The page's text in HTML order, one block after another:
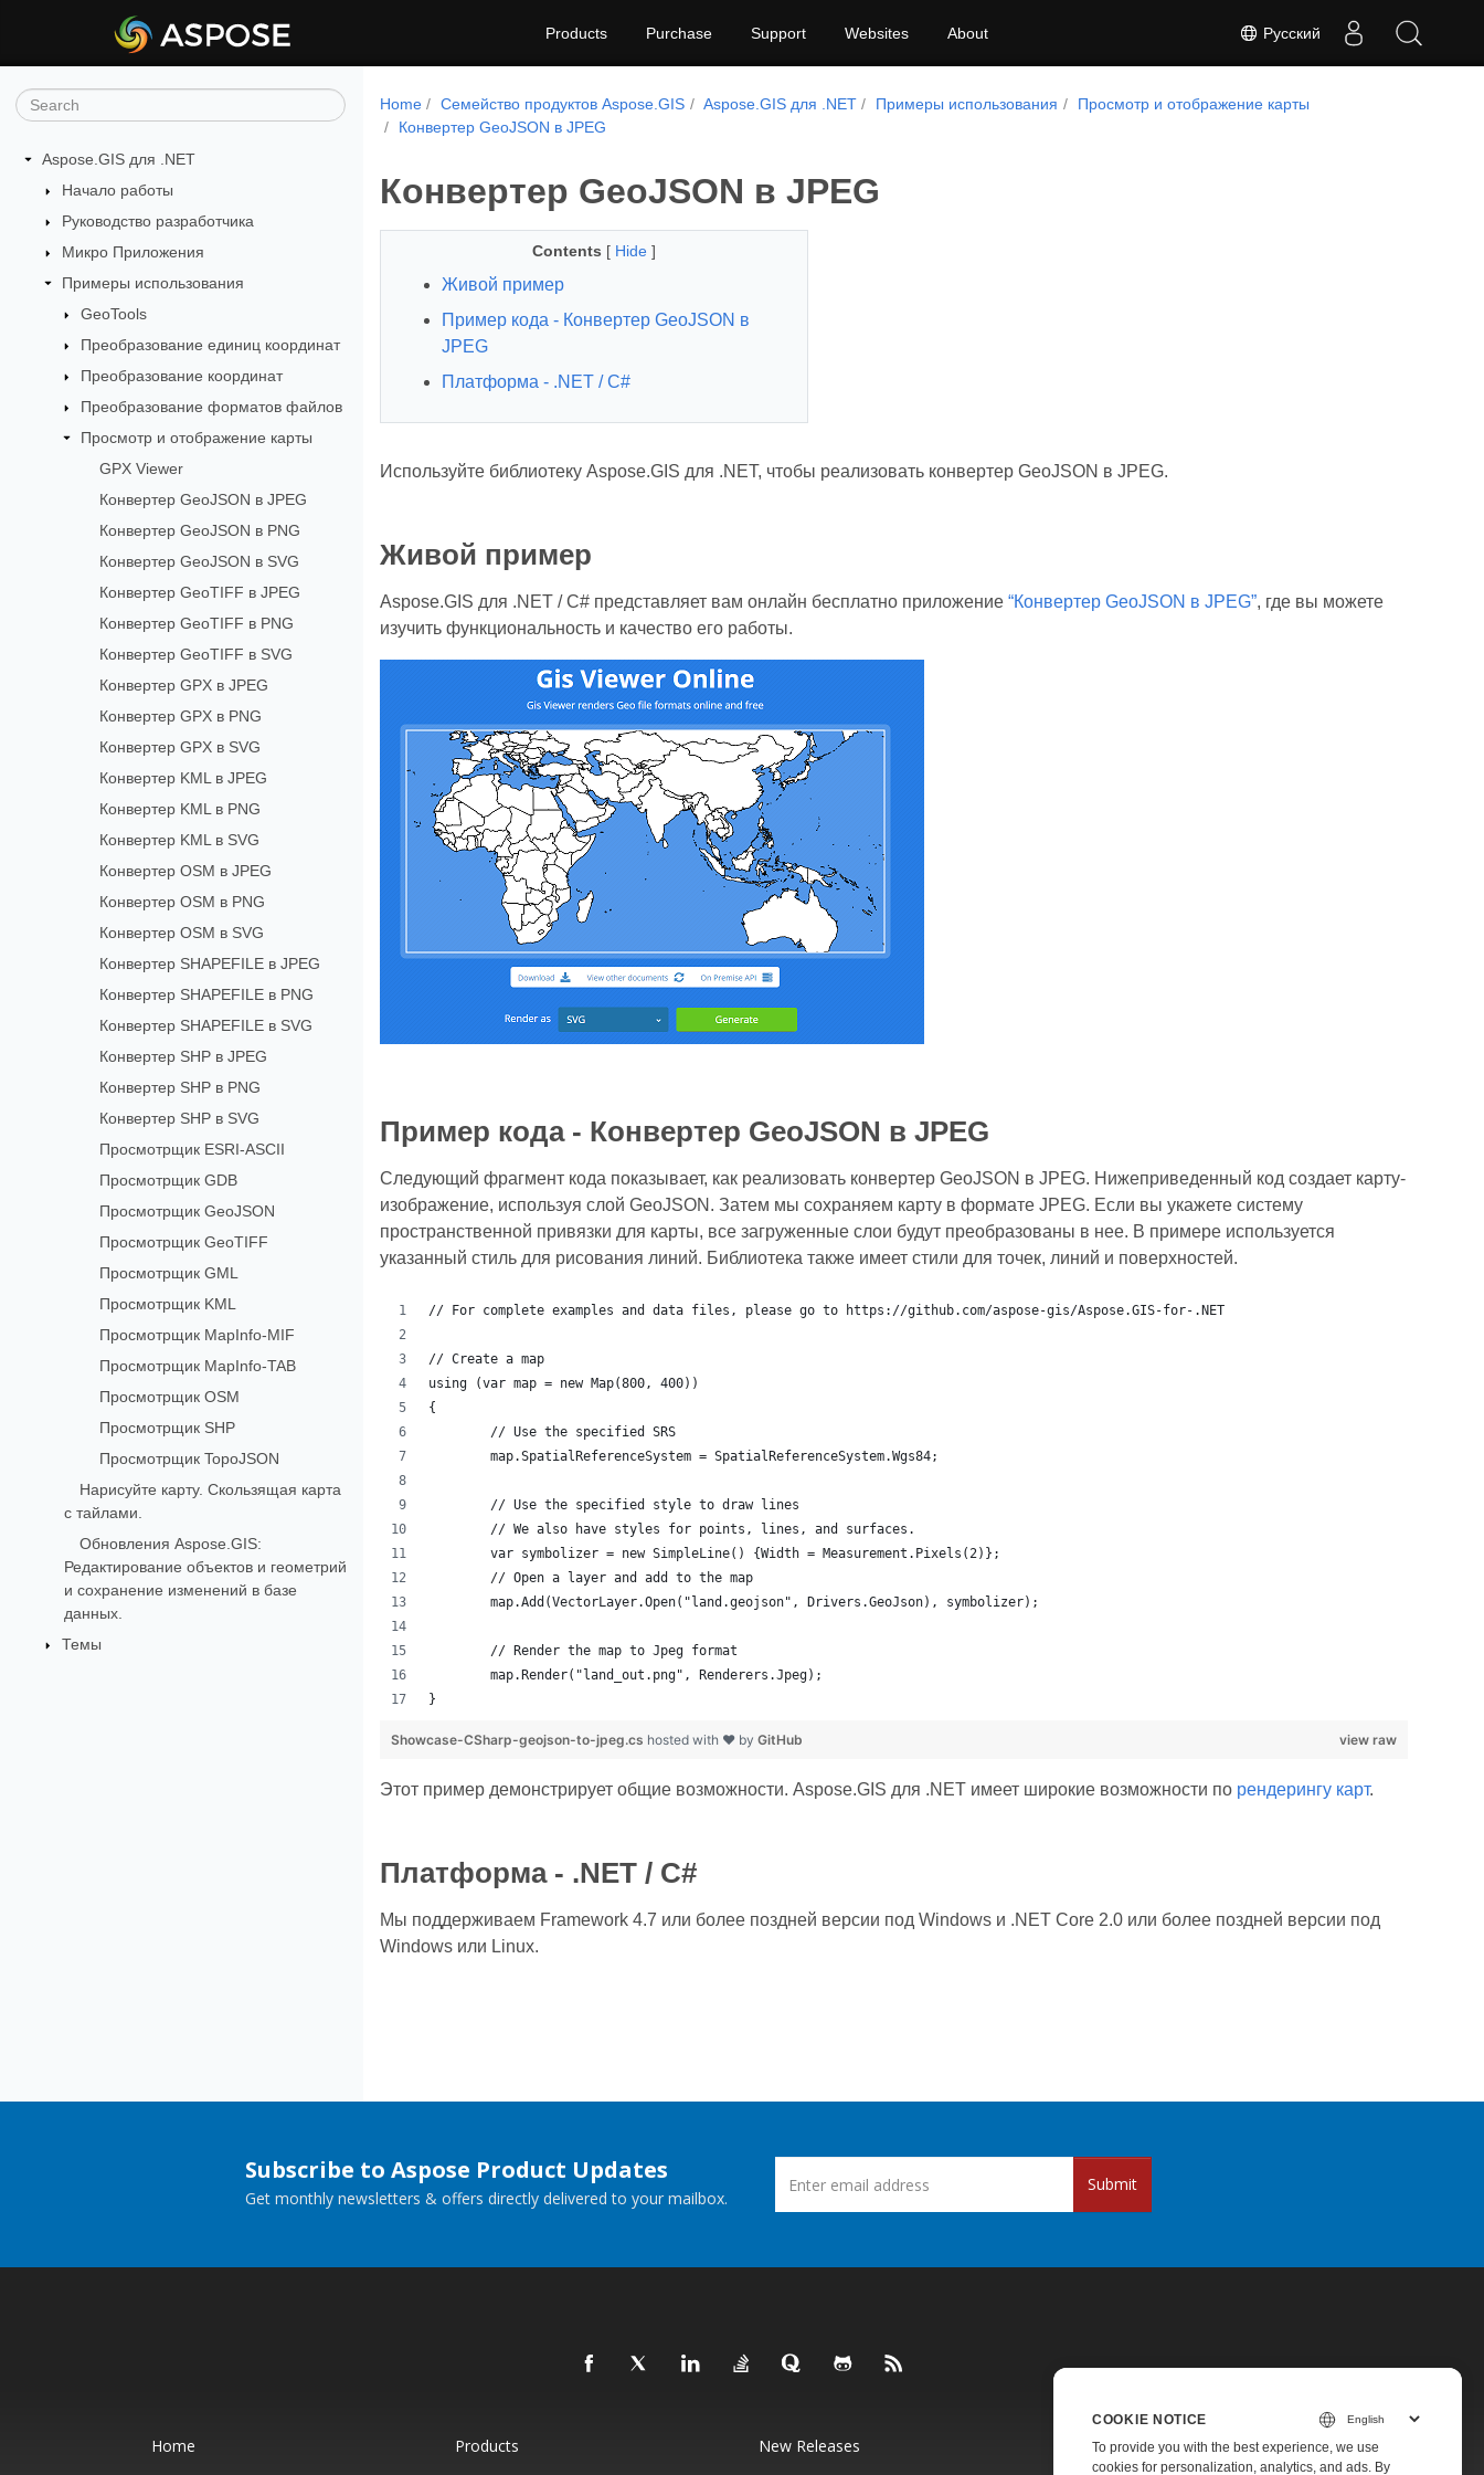
Русский
Products Purchase Support Websites About
Aspose.GIS для .NET
Начало работы
Руководство разработчика
Микро Приложения
Примеры использования
GeoTools
Преобразование единиц координат
Преобразование координат
Преобразование форматов файлов
Просмотр и отображение карты
GPX Viewer
Конвертер GeoJSON в JPEG
Конвертер GeoJSON в PNG
Конвертер GeoJSON в SVG
Конвертер GeoTIFF в JPEG
Конвертер GeoTIFF в PNG
Конвертер GeoTIFF в SVG
Конвертер GPX в JPEG
Конвертер GPX в PNG
Конвертер GPX в SVG
Конвертер KML в JPEG
Конвертер KML в PNG
Конвертер KML в SVG
Конвертер OSM в JPEG
Конвертер OSM в PNG
Конвертер OSM в SVG
Конвертер SHAPEFILE в JPEG
Конвертер SHAPEFILE в PNG
Конвертер SHAPEFILE в SVG
Конвертер SHP в JPEG
Конвертер SHP в PNG
Конвертер SHP в SVG
Просмотрщик ESRI-ASCII
Просмотрщик GDB
Просмотрщик GeoJSON
Просмотрщик GeoTIFF
Просмотрщик GML
Просмотрщик KML
Просмотрщик MapInfo-MIF
Просмотрщик MapInfo-TAB
Просмотрщик OSM
Просмотрщик SHP
Просмотрщик TopoJSON
Нарисуйте карту. Скользящая карта
с тайлами.
Обновления Aspose.GIS:
Редактирование объектов и геометрий
и сохранение изменений в базе
данных.
Темы
Home Семейство продуктов Aspose.GIS Aspose.GIS для .NET Примеры использования
Просмотр и отображение карты
Конвертер GeoJSON в JPEG
Конвертер GeoJSON в JPEG
Contents [ Hide ]
Живой пример
Пример кода - Конвертер GeoJSON в
JPEG
Платформа - .NET / C#
Используйте библиотеку Aspose.GIS для .NET, чтобы реализовать конвертер GeoJSON в JPEG.
Живой пример
Aspose.GIS для .NET / C# представляет вам онлайн бесплатно приложение “Конвертер GeoJSON в JPEG”, где вы можете
изучить функциональность и качество его работы.
Пример кода - Конвертер GeoJSON в JPEG
Следующий фрагмент кода показывает, как реализовать конвертер GeoJSON в JPEG. Нижеприведенный код создает карту-
изображение, используя слой GeoJSON. Затем мы сохраняем карту в формате JPEG. Если вы укажете систему
пространственной привязки для карты, все загруженные слои будут преобразованы в нее. В примере используется
указанный стиль для рисования линий. Библиотека также имеет стили для точек, линий и поверхностей.
// For complete examples and data files, please go to https://github.com/aspose-gis/Aspose.GIS-for-.NET
// Create a map
using (var map = new Map(800, 400))
{
	// Use the specified SRS
	map.SpatialReferenceSystem = SpatialReferenceSystem.Wgs84;
	// Use the specified style to draw lines
	// We also have styles for points, lines, and surfaces.
	var symbolizer = new SimpleLine() {Width = Measurement.Pixels(2)};
	// Open a layer and add to the map
	map.Add(VectorLayer.Open("land.geojson", Drivers.GeoJson), symbolizer);
	// Render the map to Jpeg format
	map.Render("land_out.png", Renderers.Jpeg);
}
view raw
Showcase-CSharp-geojson-to-jpeg.cs hosted with ❤ by GitHub
Этот пример демонстрирует общие возможности. Aspose.GIS для .NET имеет широкие возможности по рендерингу карт.
Платформа - .NET / C#
Мы поддерживаем Framework 4.7 или более поздней версии под Windows и .NET Core 2.0 или более поздней версии под
Windows или Linux.
Subscribe to Aspose Product Updates
Get monthly newsletters & offers directly delivered to your mailbox.
Submit
Home Products New Releases
Pricing
COOKIE NOTICE
To provide you with the best experience, we use
cookies for personalization, analytics, and ads. By